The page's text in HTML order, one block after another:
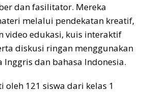
dan fasilitator. Mereka
melalui pendekatan kreatif,
video edukasi, kuis interaktif
diskusi ringan menggunakan
Inggris dan bahasa Indonesia.
oleh 121 siswa dari kelas 1